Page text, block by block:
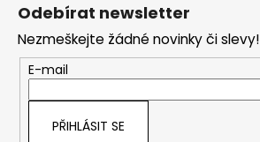
a
c
í
p
Odebírat newsletter
Nezmeškejte žádné novinky či slevy!
E-mail
PŘIHLÁSIT SE